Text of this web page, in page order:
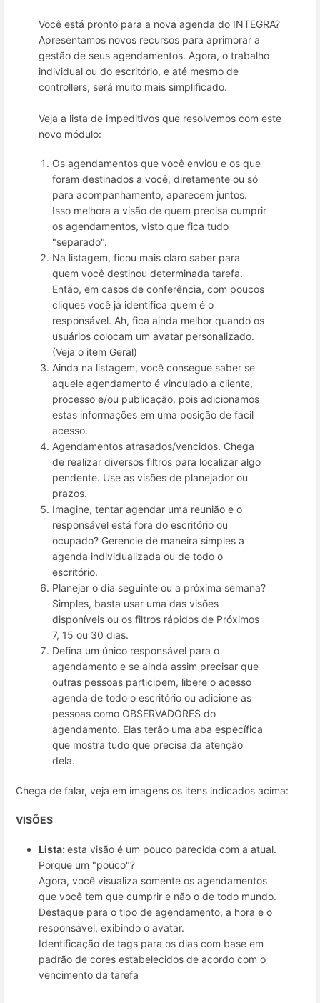
Você está pronto para a nova agenda do INTEGRA?
Apresentamos novos recursos para aprimorar a
gestão de seus agendamentos. Agora, o trabalho
individual ou do escritório, e até mesmo de
controllers, será muito mais simplificado.
Veja a lista de impeditivos que resolvemos com este
novo módulo:
Os agendamentos que você enviou e os que
foram destinados a você, diretamente ou só
para acompanhamento, aparecem juntos.
Isso melhora a visão de quem precisa cumprir
os agendamentos, visto que fica tudo
"separado".
Na listagem, ficou mais claro saber para
quem você destinou determinada tarefa.
Então, em casos de conferência, com poucos
cliques você já identifica quem é o
responsável. Ah, fica ainda melhor quando os
usuários colocam um avatar personalizado.
(Veja o item Geral)
Ainda na listagem, você consegue saber se
aquele agendamento é vinculado a cliente,
processo e/ou publicação. pois adicionamos
estas informações em uma posição de fácil
acesso.
Agendamentos atrasados/vencidos. Chega
de realizar diversos filtros para localizar algo
pendente. Use as visões de planejador ou
prazos.
Imagine, tentar agendar uma reunião e o
responsável está fora do escritório ou
ocupado? Gerencie de maneira simples a
agenda individualizada ou de todo o
escritório.
Planejar o dia seguinte ou a próxima semana?
Simples, basta usar uma das visões
disponíveis ou os filtros rápidos de Próximos
7, 15 ou 30 dias.
Defina um único responsável para o
agendamento e se ainda assim precisar que
outras pessoas participem, libere o acesso
agenda de todo o escritório ou adicione as
pessoas como OBSERVADORES do
agendamento. Elas terão uma aba específica
que mostra tudo que precisa da atenção
dela.
Chega de falar, veja em imagens os itens indicados acima:
VISÕES
Lista:esta visão é um pouco parecida com a atual.
Porque um "pouco"?
Agora, você visualiza somente os agendamentos
que você tem que cumprir e não o de todo mundo.
Destaque para o tipo de agendamento, a hora e o
responsável, exibindo o avatar.
Identificação de tags para os dias com base em
padrão de cores estabelecidos de acordo com o
vencimento da tarefa